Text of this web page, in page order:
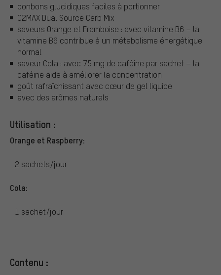
bonbons glucidiques faciles à portionner
C2MAX Dual Source Carb Mix
saveurs Orange et Framboise : avec vitamine B6 – la
vitamine B6 contribue à un métabolisme énergétique
normal
saveur Cola : avec 75 mg de caféine par sachet – la
caféine aide à améliorer la concentration
goût rafraîchissant avec cœur de gel liquide
avec des arômes naturels
Utilisation :
Orange et Raspberry:
2 sachets/jour
Cola:
1 sachet/jour
Contenu :